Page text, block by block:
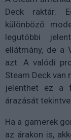
Deck raktár.
különböző
legutóbbi
ellátmány, de a
azt. A valódi
Steam Deck van
jelenthet ez a
árazását tekintve.
Ha a gamerek
az árakon is,